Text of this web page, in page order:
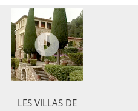
LES VILLAS DE